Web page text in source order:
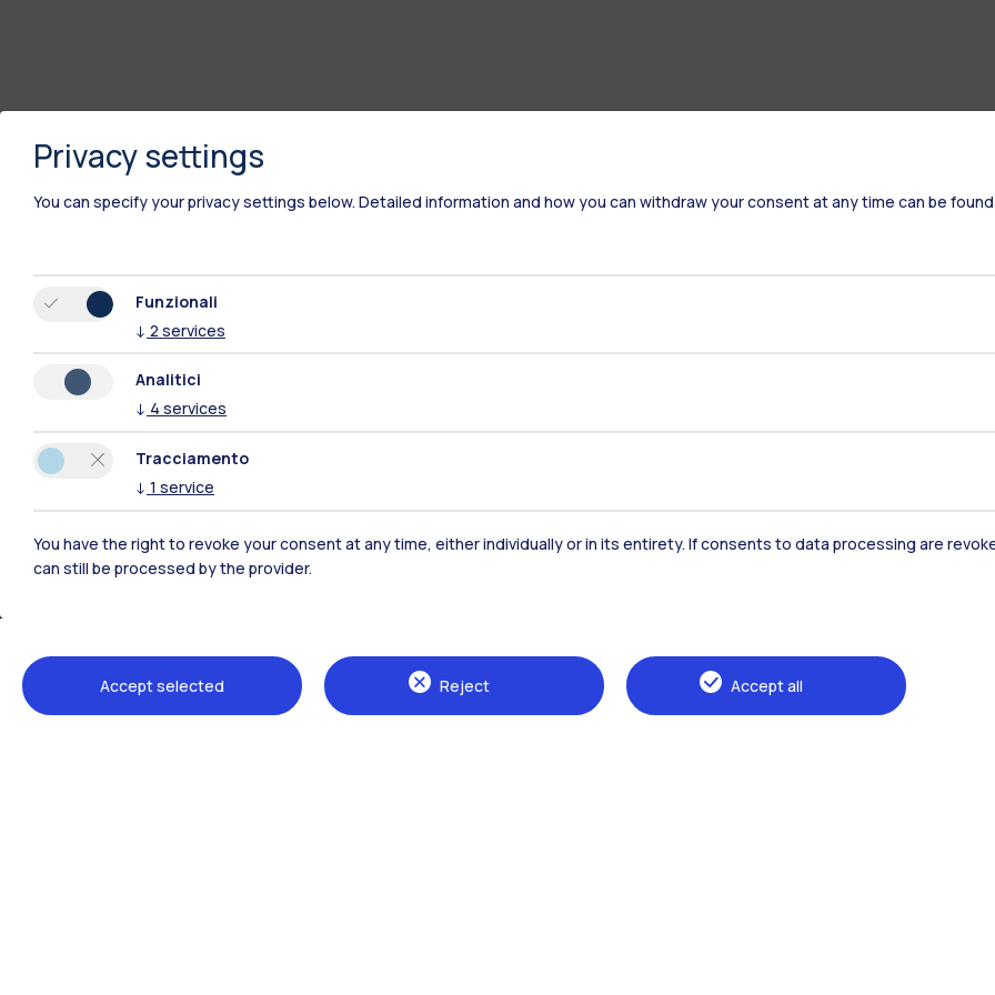
Polimi Community
Tutti i siti dell’ecosistema
Milano Leonardo
Privacy settings
You can specify your privacy settings below. Detailed information and how you can withdraw your consent at any time can be
Funzionali
↓ 2 services
Analitici
↓ 4 services
Tracciamento
↓ 1 service
You have the right to revoke your consent at any time, either individually or in its entirety. If consents to data processing are
can still be processed by the provider.
Reject
Accept selected Accept all